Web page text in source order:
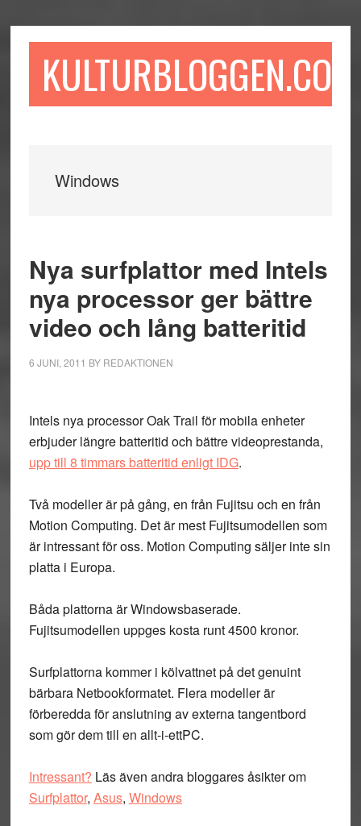
till
till
sidofältet
till
KULTURBLOGGEN.COM
Windows
Nya surfplattor med Intels
nya processor ger bättre
video och lång batteritid
6 JUNI, 2011 BY REDAKTIONEN
Intels nya processor Oak Trail för mobila enheter
erbjuder längre batteritid och bättre videoprestanda,
upp till 8 timmars batteritid enligt IDG.
Två modeller är på gång, en från Fujitsu och en från
Motion Computing. Det är mest Fujitsumodellen som
är intressant för oss. Motion Computing säljer inte sin
platta i Europa.
Båda plattorna är Windowsbaserade.
Fujitsumodellen uppges kosta runt 4500 kronor.
Surfplattorna kommer i kölvattnet på det genuint
bärbara Netbookformatet. Flera modeller är
förberedda för anslutning av externa tangentbord
som gör dem till en allt-i-ettPC.
Intressant? Läs även andra bloggares åsikter om
Surfplattor, Asus, Windows